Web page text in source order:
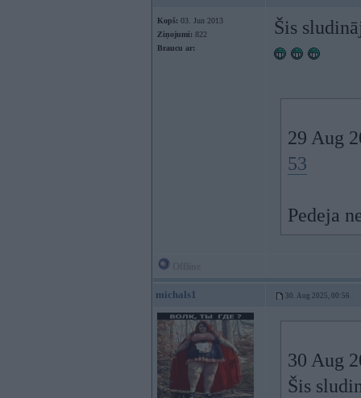
Kopš: 03. Jun 2013
Ziņojumi: 822
Braucu ar:
Šis
29 Aug
53
Pedeja
michals1 30. Aug 2025, 00:56
30 Aug
Šis